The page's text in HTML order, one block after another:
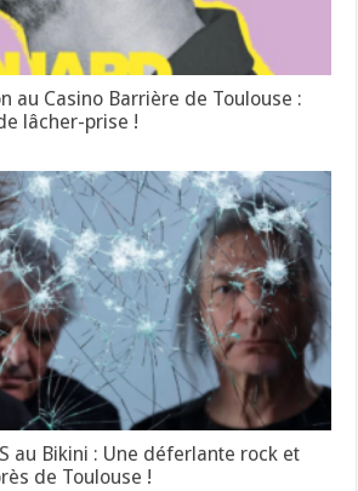
au Casino Barrière de Toulouse :
lâcher-prise !
au Bikini : Une déferlante rock et
de Toulouse !